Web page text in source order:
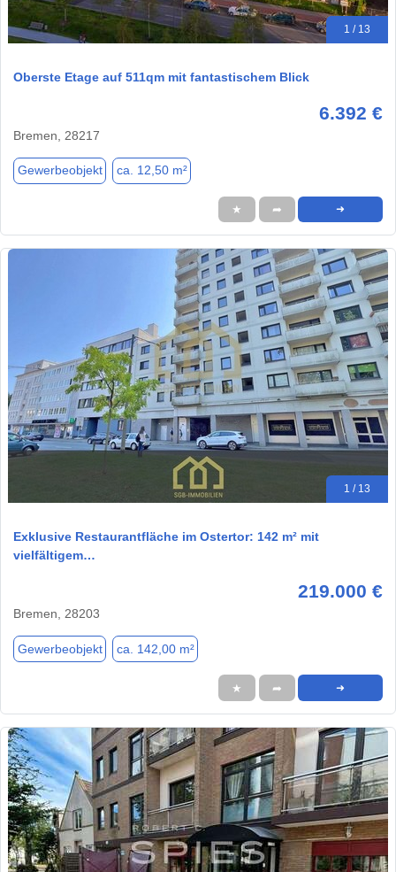
1 / 13
Oberste Etage auf 511qm mit fantastischem Blick
6.392 €
Bremen, 28217
Gewerbeobjekt ca. 12,50 m²
★ ➦ ➜
1 / 13
Exklusive Restaurantfläche im Ostertor: 142 m² mit
vielfältigem…
219.000 €
Bremen, 28203
Gewerbeobjekt ca. 142,00 m²
★ ➦ ➜